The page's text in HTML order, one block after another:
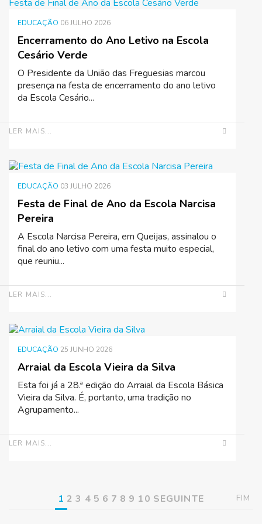
Encerramento do Ano Letivo na Escola
Cesário Verde
EDUCAÇÃO 06 JULHO 2026
O Presidente da União das Freguesias marcou
presença na festa de encerramento do ano letivo
da Escola Cesário...
LER MAIS...
Festa de Final de Ano da Escola Narcisa
Pereira
EDUCAÇÃO 03 JULHO 2026
A Escola Narcisa Pereira, em Queijas, assinalou o
final do ano letivo com uma festa muito especial,
que reuniu...
LER MAIS...
Arraial da Escola Vieira da Silva
EDUCAÇÃO 25 JUNHO 2026
Esta foi já a 28.ª edição do Arraial da Escola Básica
Vieira da Silva. É, portanto, uma tradição no
Agrupamento...
LER MAIS...
1 2 3 4 5 6 7 8 9 10 SEGUINTE FIM